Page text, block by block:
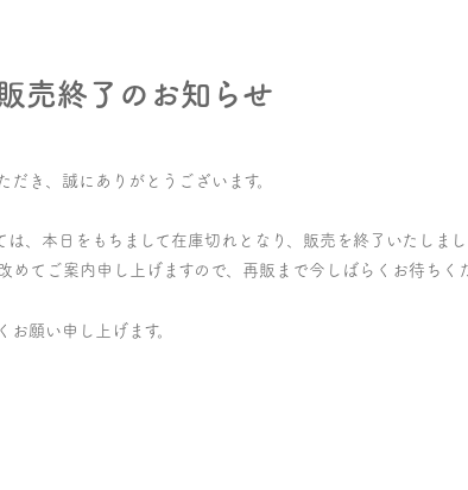
売終了のお知らせ
だき、誠にありがとうございます。
は、本日をもちまして在庫切れとなり、販売を終了いたしまし
めてご案内申し上げますので、再販まで今しばらくお待ちく
願い申し上げます。